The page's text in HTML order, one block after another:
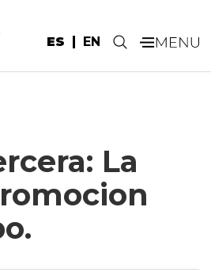
ES EN .
La